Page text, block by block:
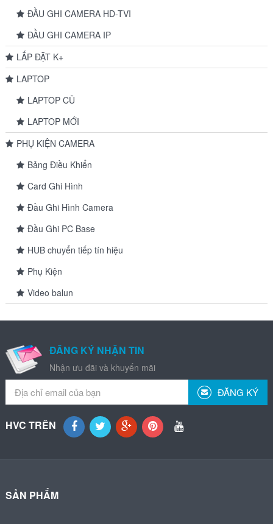
ĐẦU GHI CAMERA HD-TVI
ĐẦU GHI CAMERA IP
LẮP ĐẶT K+
LAPTOP
LAPTOP CŨ
LAPTOP MỚI
PHỤ KIỆN CAMERA
Bảng Điều Khiển
Card Ghi Hình
Đầu Ghi Hình Camera
Đầu Ghi PC Base
HUB chuyển tiếp tín hiệu
Phụ Kiện
Video balun
ĐĂNG KÝ NHẬN TIN
Nhận ưu đãi và khuyến mãi
ĐĂNG KÝ
HVC TRÊN
SẢN PHẨM